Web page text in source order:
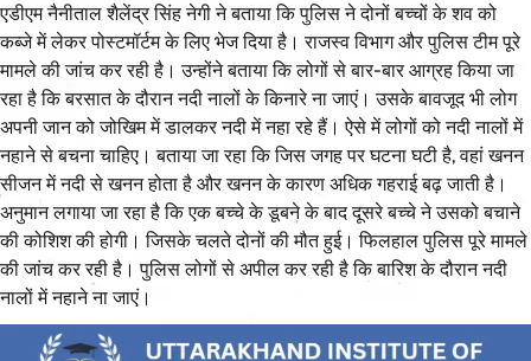
एडीएम नैनीताल शैलेंद्र सिंह नेगी ने बताया कि पुलिस ने दोनों बच्चों के शव को
कब्जे में लेकर पोस्टमॉर्टम के लिए भेज दिया है। राजस्व विभाग और पुलिस टीम पूरे
मामले की जांच कर रही है। उन्होंने बताया कि लोगों से बार-बार आग्रह किया जा
रहा है कि बरसात के दौरान नदी नालों के किनारे ना जाएं। उसके बावजूद भी लोग
अपनी जान को जोखिम में डालकर नदी में नहा रहे हैं। ऐसे में लोगों को नदी नालों में
नहाने से बचना चाहिए। बताया जा रहा कि जिस जगह पर घटना घटी है, वहां खनन
सीजन में नदी से खनन होता है और खनन के कारण अधिक गहराई बढ़ जाती है।
अनुमान लगाया जा रहा है कि एक बच्चे के डूबने के बाद दूसरे बच्चे ने उसको बचाने
की कोशिश की होगी। जिसके चलते दोनों की मौत हुई। फिलहाल पुलिस पूरे मामले
की जांच कर रही है। पुलिस लोगों से अपील कर रही है कि बारिश के दौरान नदी
नालों में नहाने ना जाएं।